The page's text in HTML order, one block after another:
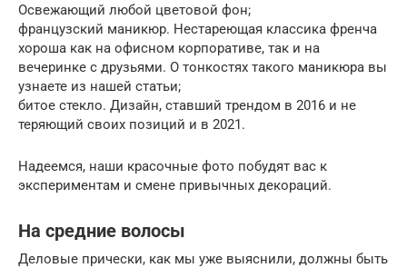
Освежающий любой цветовой фон;
французский маникюр. Нестареющая классика френча
хороша как на офисном корпоративе, так и на
вечеринке с друзьями. О тонкостях такого маникюра вы
узнаете из нашей статьи;
битое стекло. Дизайн, ставший трендом в 2016 и не
теряющий своих позиций и в 2021.
Надеемся, наши красочные фото побудят вас к
экспериментам и смене привычных декораций.
На средние волосы
Деловые прически, как мы уже выяснили, должны быть